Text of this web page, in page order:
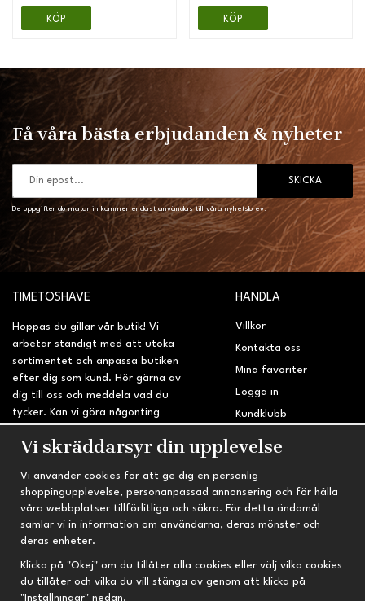
KÖP KÖP
Få våra bästa erbjudanden & nyheter
SKICKA
De uppgifter du matar in kommer endast användas till våra nyhetsbrev.
TIMETOSHAVE
Hoppas du gillar vår butik! Vi
arbetar ständigt med att utöka
sortimentet och anpassa butiken
efter dig som kund. Hör gärna av
dig till oss och meddela vad du
tycker. Kan vi göra någonting
sidan?
HANDLA
Villkor
Kontakta oss
Mina favoriter
Logga in
Kundklubb
INFORMATION
Om oss
Nyheter
Nyhetsbrev
Om cookies
TRYGG HANDEL
Fri frakt vid köp över 695 kr
Kvalitetsprodukter till kanonpris
Vi skräddarsyr din upplevelse
Vi använder cookies för att ge dig en personlig
shoppingupplevelse, personanpassad annonsering och för hålla
våra webbplatser tillförlitliga och säkra. För detta ändamål
samlar vi in information om användarna, deras mönster och
deras enheter.
Klicka på "Okej" om du tillåter alla cookies eller välj vilka cookies
du tillåter och vilka du vill stänga av genom att klicka på
"Inställningar" nedan.